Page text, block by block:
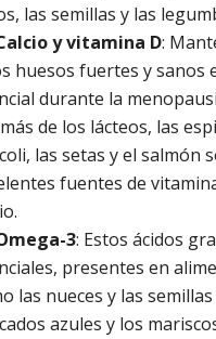
las semillas y las
y vitamina D:
huesos fuertes y sanos
durante la
de los lácteos, las
las setas y el salmón
fuentes de
3: Estos ácidos
presentes en
las nueces y las
azules y los